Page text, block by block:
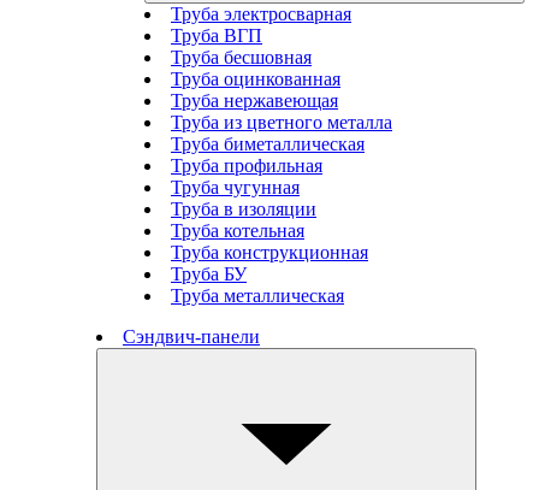
Труба электросварная
Труба ВГП
Труба бесшовная
Труба оцинкованная
Труба нержавеющая
Труба из цветного металла
Труба биметаллическая
Труба профильная
Труба чугунная
Труба в изоляции
Труба котельная
Труба конструкционная
Труба БУ
Труба металлическая
Сэндвич-панели